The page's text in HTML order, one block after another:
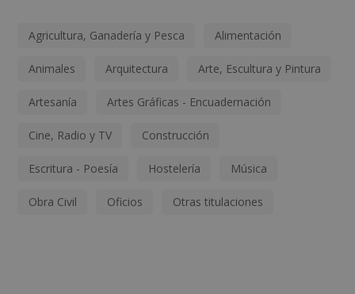
Agricultura, Ganadería y Pesca Alimentación
Animales Arquitectura Arte, Escultura y Pintura
Artesanía Artes Gráficas - Encuadernación
Cine, Radio y TV Construcción
Escritura - Poesía Hostelería Música
Obra Civil Oficios Otras titulaciones